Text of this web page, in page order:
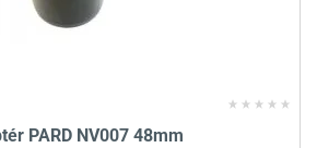
PARD NV007 48mm